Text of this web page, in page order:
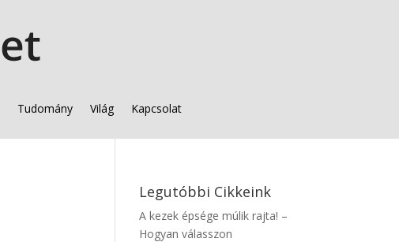
Tudomány Világ Kapcsolat
Legutóbbi Cikkeink
A kezek épsége múlik rajta! –
Hogyan válasszon